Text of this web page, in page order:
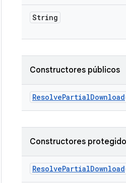
String
Constructores públicos
ResolvePartialDownload
Constructores
ResolvePartialDownload